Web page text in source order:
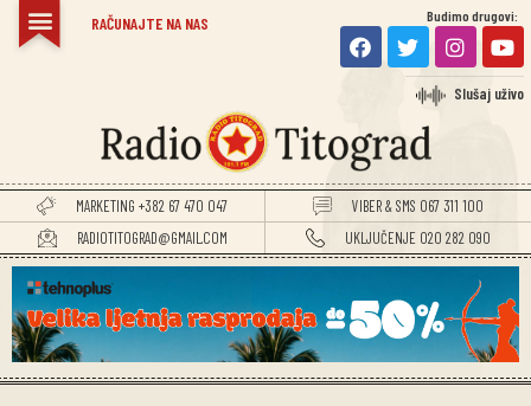
RAČUNAJTE NA NAS Budimo drugovi:
Slušaj uživo
MARKETING +382 67 470 047
VIBER & SMS 067 311 100
RADIOTITOGRAD@GMAIL.COM
UKLJUČENJE 020 282 090